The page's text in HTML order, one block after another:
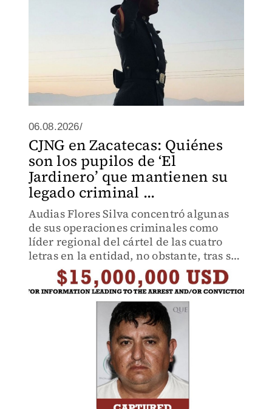
06.08.2026/
CJNG en Zacatecas: Quiénes
son los pupilos de ‘El
Jardinero’ que mantienen su
legado criminal ...
Audias Flores Silva concentró algunas
de sus operaciones criminales como
líder regional del cártel de las cuatro
letras en la entidad, no obstante, tras su
arresto ascendieron nuevos liderazgos.